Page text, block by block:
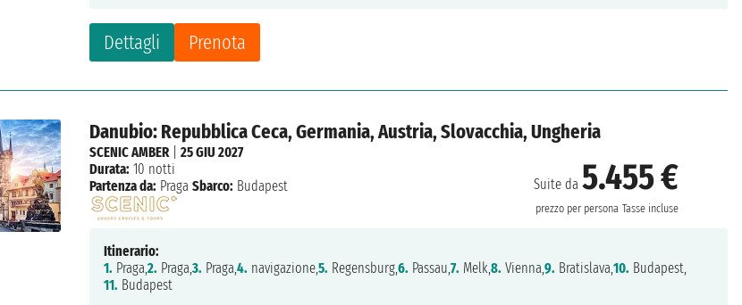
Dettagli Prenota
Danubio: Repubblica Ceca, Germania, Austria, Slovacchia, Ungheria
Suite da5.455 €
prezzo per persona Tasse incluse
SCENIC AMBER|25 GIU 2027
Durata: 10 notti
Partenza da: Praga Sbarco: Budapest
Itinerario:
1. Praga,2. Praga,3. Praga,4. navigazione,5. Regensburg,6. Passau,7. Melk,8. Vienna,9. Bratislava,10. Budapest,
11. Budapest